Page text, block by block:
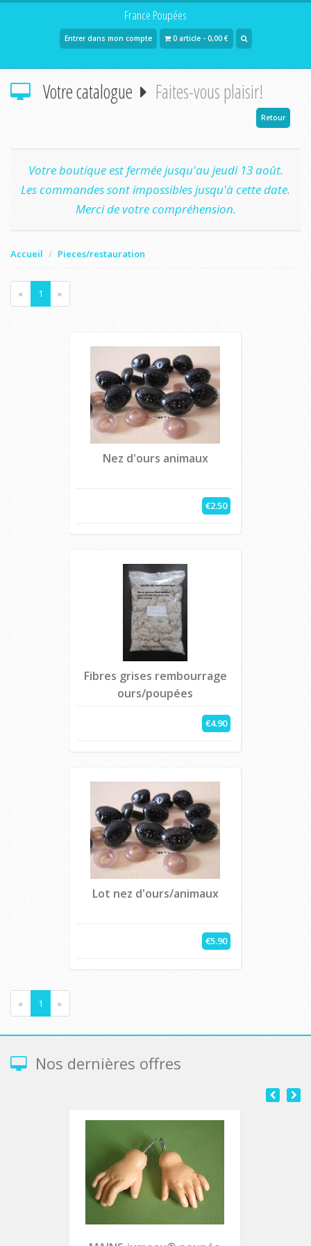
France Poupées
Entrer dans mon compte 0 article - 0,00 €
Votre catalogue Faites-vous plaisir!
Retour
Votre boutique est fermée jusqu'au jeudi 13 août.
Les commandes sont impossibles jusqu'à cette date.
Merci de votre compréhension.
Accueil Pieces/restauration
« 1 »
Nez d'ours animaux
€2.50
Fibres grises rembourrage
ours/poupées
€4.90
Lot nez d'ours/animaux
€5.90
« 1 »
Nos dernières offres